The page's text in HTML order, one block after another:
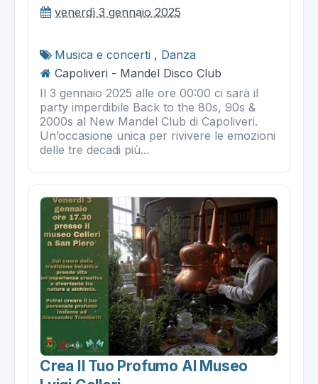
venerdì 3 gennaio 2025
Musica e concerti , Danza
Capoliveri - Mandel Disco Club
Il 3 gennaio 2025 alle ore 00:00 ci sarà il
party imperdibile Back to the 80s, 90s &
2000s al New Mandel Club di Capoliveri.
Un’occasione unica per rivivere le emozioni
delle tre decadi più...
Crea Il Tuo Profumo Al Museo